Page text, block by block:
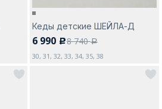
Кеды детские ШЕЙЛА-Д
6 990 c8 740a
30, 31, 32, 33, 34, 35, 38